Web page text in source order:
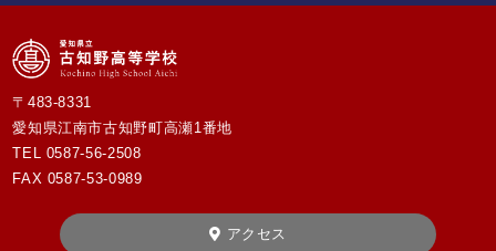
〒483-8331
愛知県江南市古知野町高瀬1番地
TEL 0587-56-2508
FAX 0587-53-0989
アクセス